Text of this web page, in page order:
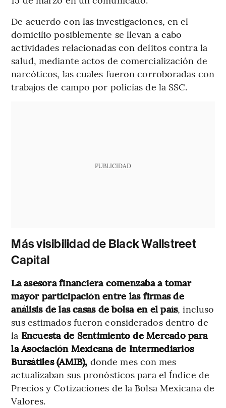
De acuerdo con las investigaciones, en el
domicilio posiblemente se llevan a cabo
actividades relacionadas con delitos contra la
salud, mediante actos de comercialización de
narcóticos, las cuales fueron corroboradas con
trabajos de campo por policías de la SSC.
PUBLICIDAD
Más visibilidad de Black Wallstreet
Capital
La asesora financiera comenzaba a tomar
mayor participación entre las firmas de
análisis de las casas de bolsa en el país, incluso
sus estimados fueron considerados dentro de
la Encuesta de Sentimiento de Mercado para
la Asociación Mexicana de Intermediarios
Bursátiles (AMIB), donde mes con mes
actualizaban sus pronósticos para el Índice de
Precios y Cotizaciones de la Bolsa Mexicana de
Valores.